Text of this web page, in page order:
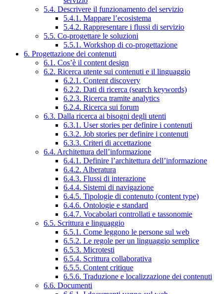
5.4. Descrivere il funzionamento del servizio
5.4.1. Mappare l’ecosistema
5.4.2. Rappresentare i flussi di servizio
5.5. Co-progettare le soluzioni
5.5.1. Workshop di co-progettazione
6. Progettazione dei contenuti
6.1. Cos’è il content design
6.2. Ricerca utente sui contenuti e il linguaggio
6.2.1. Content discovery
6.2.2. Dati di ricerca (search keywords)
6.2.3. Ricerca tramite analytics
6.2.4. Ricerca sui forum
6.3. Dalla ricerca ai bisogni degli utenti
6.3.1. User stories per definire i contenuti
6.3.2. Job stories per definire i contenuti
6.3.3. Criteri di accettazione
6.4. Architettura dell’informazione
6.4.1. Definire l’architettura dell’informazione
6.4.2. Alberatura
6.4.3. Flussi di interazione
6.4.4. Sistemi di navigazione
6.4.5. Tipologie di contenuto (content type)
6.4.6. Ontologie e standard
6.4.7. Vocabolari controllati e tassonomie
6.5. Scrittura e linguaggio
6.5.1. Come leggono le persone sul web
6.5.2. Le regole per un linguaggio semplice
6.5.3. Microtesti
6.5.4. Scrittura collaborativa
6.5.5. Content critique
6.5.6. Traduzione e localizzazione dei contenuti
6.6. Documenti